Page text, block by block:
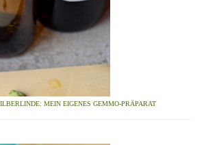
MEIN EIGENES GEMMO-PRÄPARAT